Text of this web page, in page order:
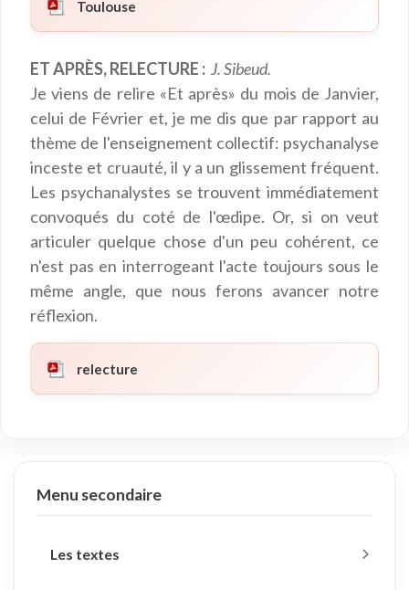
Menu secondaire
Les textes
Toulouse
ET APRÈS, RELECTURE : J. Sibeud.
Je viens de relire «Et après» du mois de Janvier,
celui de Février et, je me dis que par rapport au
thème de l'enseignement collectif: psychanalyse
inceste et cruauté, il y a un glissement fréquent.
Les psychanalystes se trouvent immédiatement
convoqués du coté de l'œdipe. Or, si on veut
articuler quelque chose d'un peu cohérent, ce
n'est pas en interrogeant l'acte toujours sous le
même angle, que nous ferons avancer notre
réflexion.
relecture